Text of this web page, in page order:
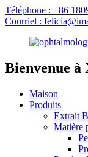
Téléphone : +86
Courriel :
Bienvenue
Maison
Produits
Extrait
Matière